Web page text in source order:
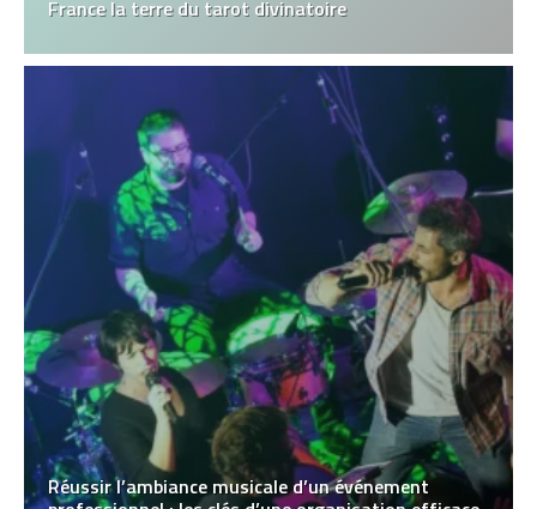
France la terre du tarot divinatoire
Réussir l’ambiance musicale d’un événement